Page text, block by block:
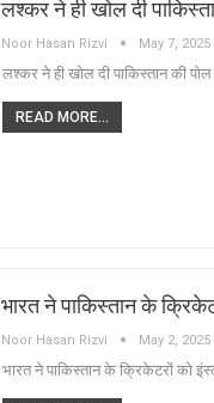
लश्कर ने ही खोल दी
Noor Hasan Rizvi May 7, 2025
लश्कर ने ही खोल दी पाकिस्तान की
READ MORE...
भारत ने पाकिस्तान के
Noor Hasan Rizvi May 2, 2025
भारत ने पाकिस्तान के क्रिकेटरों को